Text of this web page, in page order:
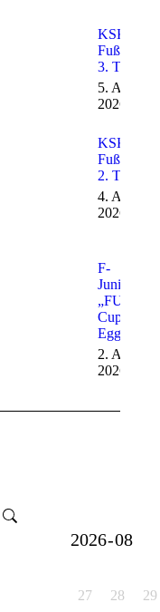
KSK-SVE
3. Tag
5. August
2026
KSK-SVE
2. Tag
4. August
2026
F-
Junioren –
„FUNino“
Cup in
Eggenrot
2. August
2026
27 28 29